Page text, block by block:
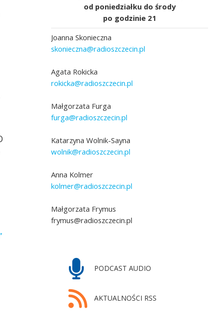
od poniedziałku do środy
po godzinie 21
Joanna Skonieczna
skonieczna@radioszczecin.pl
Agata Rokicka
rokicka@radioszczecin.pl
Małgorzata Furga
furga@radioszczecin.pl
Katarzyna Wolnik-Sayna
wolnik@radioszczecin.pl
Anna Kolmer
kolmer@radioszczecin.pl
Małgorzata Frymus
frymus@radioszczecin.pl
PODCAST AUDIO
AKTUALNOŚCI RSS